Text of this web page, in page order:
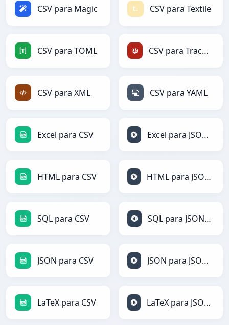
CSV para Magic CSV para Textile
CSV para TOML CSV para TracWiki
CSV para XML CSV para YAML
Excel para CSV Excel para JSONLines
HTML para CSV HTML para JSONLines
SQL para CSV SQL para JSONLines
JSON para CSV JSON para JSONLines
LaTeX para CSV LaTeX para JSONLines